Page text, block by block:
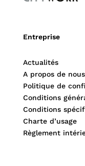
Entreprise
Actualités
A propos de nous
Politique de
Conditions
Conditions
Charte d’usage
Règlement